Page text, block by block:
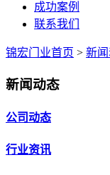
成功案例
联系我们
锦宏门业首页 > 新
新闻动态
公司动态
行业资讯